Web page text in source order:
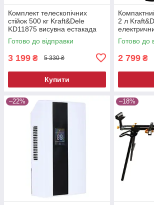
Комплект телескопічних
стійок 500 кг Kraft&Dele
KD11875 висувна естакада
Готово до відправки
3 199 ₴ 5 330 ₴
Купити
2 л
Готово до
2 799 ₴
–22% –18%